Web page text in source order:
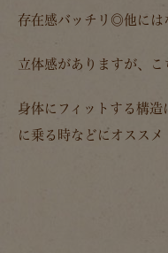
存在感バッチリ◎他には
立体感がありますが、こ
身体にフィットする構
に乗る時などにオススメ